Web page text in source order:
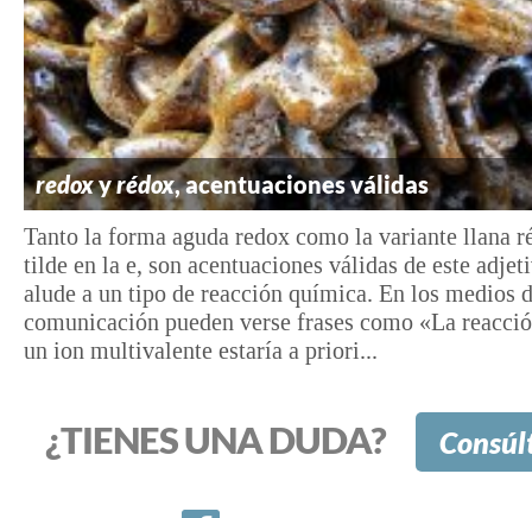
redoxyrédox, acentuaciones válidas
Tanto la forma aguda redox como la variante llana
tilde en la e, son acentuaciones válidas de este
alude a un tipo de reacción química. En los medios
comunicación pueden verse frases como «La
un ion multivalente estaría a priori...
¿TIENES UNA DUDA?